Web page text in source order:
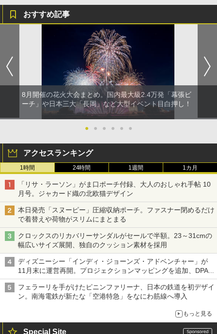
解く (講談社現代新書)
￥1,540
ュ(BC仕様) PATC-150B(EB)
￥9,990
[キャンパーズコレクション 山善] 傘みたいに
広げるだけ パッとサッとテント キューブワ
イドプラス ブラックコーティング フルクロ
ーズ メッシュ 5人用 簡単設置 ポップアップ
テント PATCW-200B エクルベージュ
￥15,990
送
￥3,680
着替えテント トイレテント 透けない【換気
通気窓付き】収納袋付き UVカット 防水 防災
コンパクト iimono117 (ブルー)
￥3,080
おすすめ記事
8月開催の花火大会まとめ。国内最大級2.4万発「幕張ビ
ーチ」や日本三大「長岡」など大型イベント目白押し！
● ● ● ● ● ●
アクセスランキング
1時間 24時間 1週間 1カ月
「リサ・ラーソン」がま口ポーチ付録、大人のおしゃれ手帖 10
月号。ジャカード織の北欧猫デザイン
本日発売「スヌーピー」圧縮収納ポーチ。ファスナー閉めるだけ
で着替えや荷物がスリムにまとまる
クロックスのリカバリーサンダルがセールで半額。23～31cmの
幅広いサイズ展開、独自のクッション素材を採用
ディズニーシー「インディ・ジョーンズ・アドベンチャー」が
11月末に運営再開。プロジェクションマッピングを追加、DPA
は1500円
フェラーリを手がけたピニンファリーナ、日本の鉄道を初デザイ
ン。南海電鉄が新たな「空港特急」をなにわ筋線へ導入
もっと見る
Special Site